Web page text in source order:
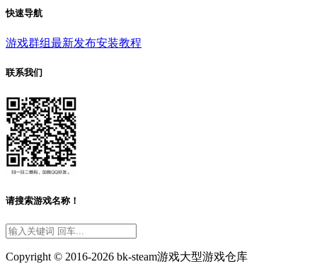
快速导航
游戏群组最新发布安装教程
联系我们
请搜索游戏名称！
Copyright © 2016-2026 bk-steam游戏大型游戏仓库